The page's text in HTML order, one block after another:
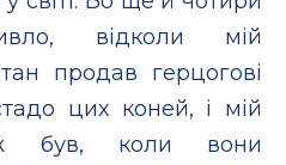
відколи мій
продав герцогові
цих коней, і мій
був, коли вони